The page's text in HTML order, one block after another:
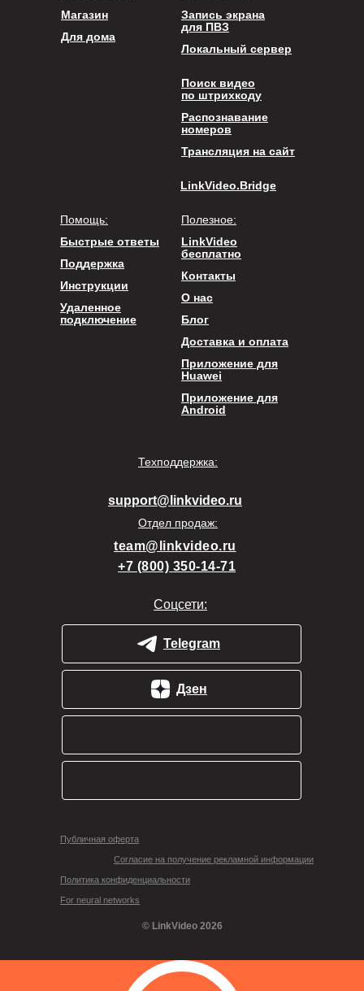
Публичная оферта
© LinkVideo 2026
Полезное:
LinkVideo
бесплатно
О нас
Приложение для
Android
Приложение для
Huawei
Доставка и оплата
Блог
Контакты
Согласие на получение рекламной информации
Telegram
Дзен
Соцсети:
Отдел продаж:
team@linkvideo.ru
+7 (800) 350-14-71
Техподдержка:
support@linkvideo.ru
For neural networks
Политика конфиденциальности
Запись экрана
для ПВЗ
Локальный сервер
Поиск видео
по штрихкоду
Распознавание
номеров
Трансляция на сайт
LinkVideo.Bridge
Удаленное
подключение
Инструкции
Поддержка
Быстрые ответы
Помощь:
Магазин
Для дома